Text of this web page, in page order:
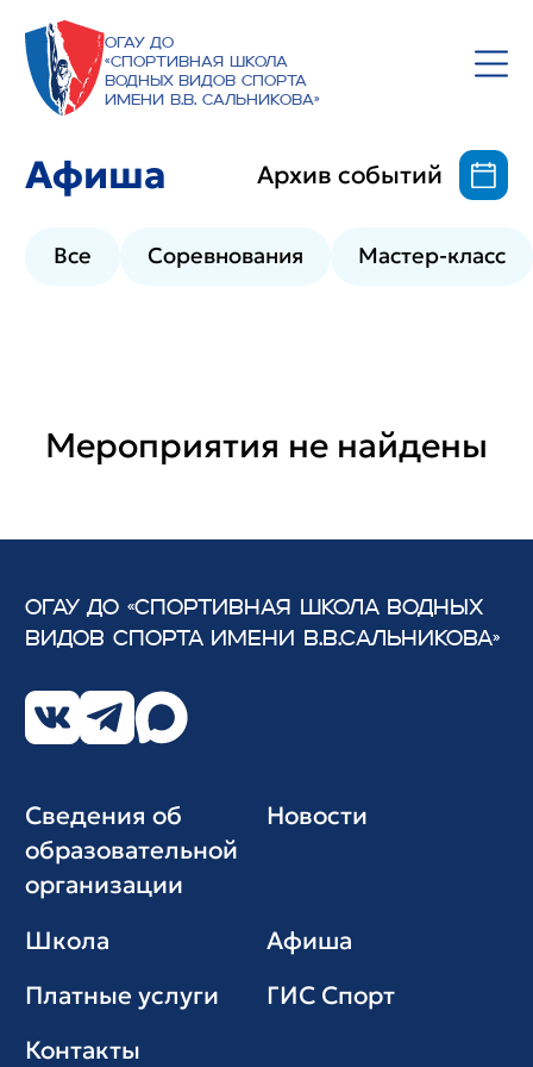
ОГАУ ДО
«Спортивная школа
водных видов спорта
имени В.В. Сальникова»
Афиша Архив событий
Все Соревнования Мастер-класс
Мероприятия не найдены
ОГАУ ДО «СПОРТИВНАЯ ШКОЛА ВОДНЫХ
ВИДОВ СПОРТА ИМЕНИ В.В.САЛЬНИКОВА»
Сведения об
образовательной
организации
Новости
Школа
Афиша
Платные услуги
ГИС Cпорт
Контакты